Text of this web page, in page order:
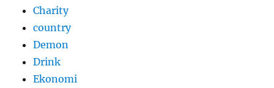
Charity
country
Demon
Drink
Ekonomi